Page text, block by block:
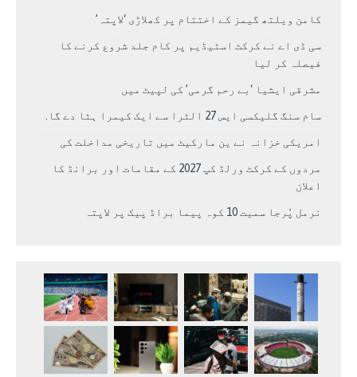
کامن ویلتھ گیمز کے اختتام پر کھلاڑی ‘لاپتہ’
سی ڈی اے نے کرکٹ اسٹیڈیم پر کام جلد شروع کرنے کا
فیصلہ کر لیا
مشرقی ایشیا ‘بے رحم گرمی’ کی لپیٹ میں
سام سنگ گلیکسی ایس 27 الٹرا سے ایک کیمرا ہٹا دے گا.
امریکی خزانہ نے ین مارکیٹ میں تاریخی مداخلت کی
مردوں کے کرکٹ ورلڈ کپ 2027 کے مقامات اور برانڈ کا
اعلان
نرمل پُرجا سمیت 10 کوہ پیما براڈ پیک پر لاپتہ